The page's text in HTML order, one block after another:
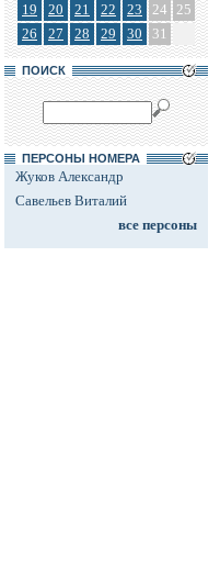
19
20 21 22 23 24 25
26
27 28 29 30 31
ПОИСК
ПЕРСОНЫ НОМЕРА
Жуков Александр
Савельев Виталий
все персоны